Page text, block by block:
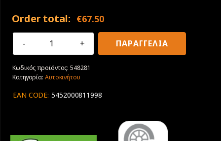
Order total: €67.50
195/50R15
Intensa
HP
ΠΑΡΑΓΓΕΛΙΑ
Κωδικός προϊόντος:548281
Κατηγορία: Αυτοκινήτου
EAN CODE: 5452000811998